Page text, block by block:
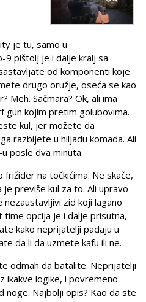
je tu, samo u
9 pištolj je i dalje kralj sa
od komponenti koje
drugo oružje, oseća se kao
Meh. Sačmara? Ok, ali ima
gun kojim pretim golubovima.
kul, jer možete da
razbijete u hiljadu komada. Ali
posle dva minuta.
frižider na točkićima. Ne skače,
previše kul za to. Ali upravo
zid koji lagano
time opcija je i dalje prisutna,
kako neprijatelji padaju u
da li da uzmete kafu ili ne.
odmah da batalite. Neprijatelji
ikakve logike, i povremeno
noge. Najbolji opis? Kao da ste